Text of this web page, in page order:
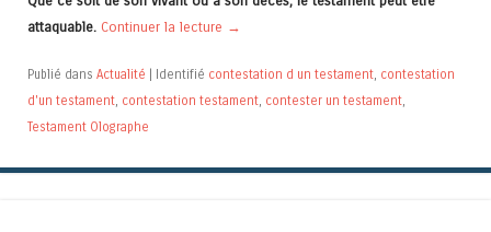
attaquable. Continuer la lecture →
Publié dans Actualité Identifié contestation d un testament, contestation
d'un testament, contestation testament, contester un testament,
Testament Olographe